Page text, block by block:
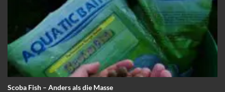
Scoba Fish – Anders als die Masse